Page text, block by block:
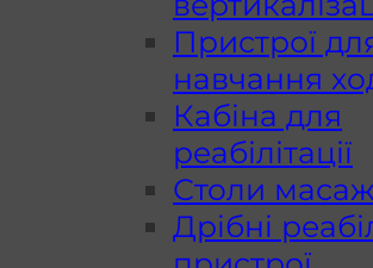
Пристрої
навчання
Кабіна для
реабілітації
Столи
Дрібні